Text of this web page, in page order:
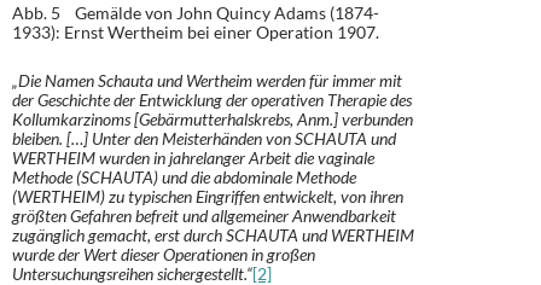
Abb. 5 Gemälde von John Quincy Adams (1874-
1933): Ernst Wertheim bei einer Operation 1907.
„Die Namen Schauta und Wertheim werden für immer mit
der Geschichte der Entwicklung der operativen Therapie des
Kollumkarzinoms [Gebärmutterhalskrebs, Anm.] verbunden
bleiben. […] Unter den Meisterhänden von SCHAUTA und
WERTHEIM wurden in jahrelanger Arbeit die vaginale
Methode (SCHAUTA) und die abdominale Methode
(WERTHEIM) zu typischen Eingriffen entwickelt, von ihren
größten Gefahren befreit und allgemeiner Anwendbarkeit
zugänglich gemacht, erst durch SCHAUTA und WERTHEIM
wurde der Wert dieser Operationen in großen
Untersuchungsreihen sichergestellt.“[2]